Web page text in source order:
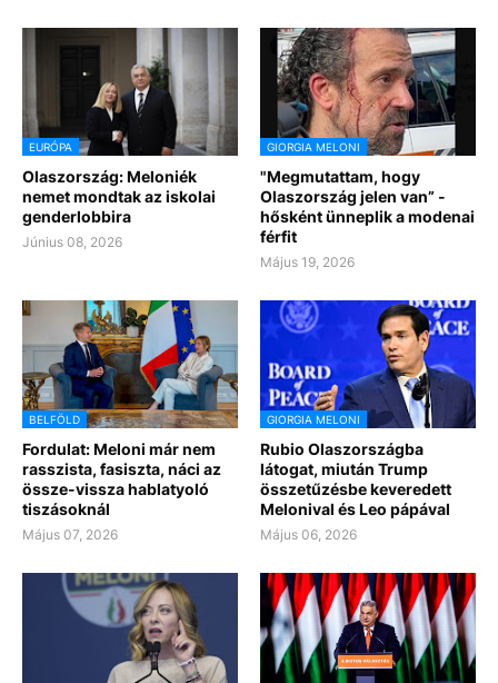
EURÓPA
Olaszország: Meloniék
nemet mondtak az iskolai
genderlobbira
Június 08, 2026
GIORGIA MELONI
"Megmutattam, hogy
Olaszország jelen van” -
hősként ünneplik a modenai
férfit
Május 19, 2026
BELFÖLD
Fordulat: Meloni már nem
rasszista, fasiszta, náci az
össze-vissza hablatyoló
tiszásoknál
Május 07, 2026
GIORGIA MELONI
Rubio Olaszországba
látogat, miután Trump
összetűzésbe keveredett
Melonival és Leo pápával
Május 06, 2026